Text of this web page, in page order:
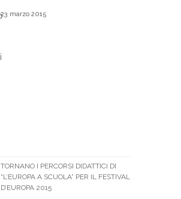
23 marzo 2015
TORNANO I PERCORSI DIDATTICI DI
“L’EUROPA A SCUOLA” PER IL FESTIVAL
D’EUROPA 2015